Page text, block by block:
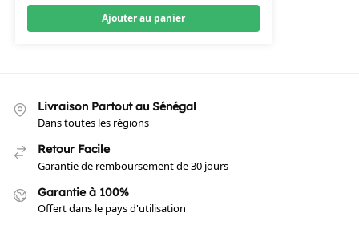
Ajouter au panier
Livraison Partout au Sénégal
Dans toutes les régions
Retour Facile
Garantie de remboursement de 30 jours
Garantie à 100%
Offert dans le pays d'utilisation